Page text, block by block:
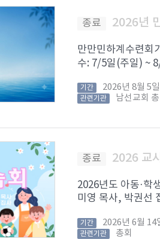
종료 2026년
만만민하계수련회
수: 7/5일(주일) ~
기간 2026년 8월 5
관련기관 남선교회
종료 2026 교
2026년도 아동·학
미영 목사, 박권선
기간 2026년 6월 14
관련기관 총회